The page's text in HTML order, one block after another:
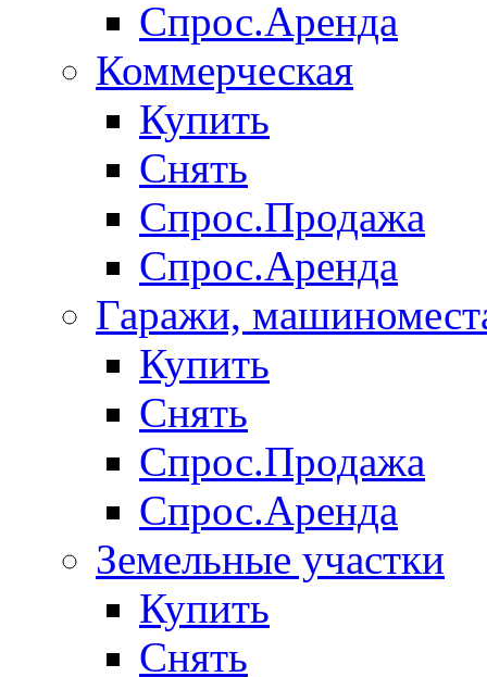
Спрос.Аренда
Коммерческая
Купить
Снять
Спрос.Продажа
Спрос.Аренда
Гаражи,
Купить
Снять
Спрос.Продажа
Спрос.Аренда
Земельные участки
Купить
Снять